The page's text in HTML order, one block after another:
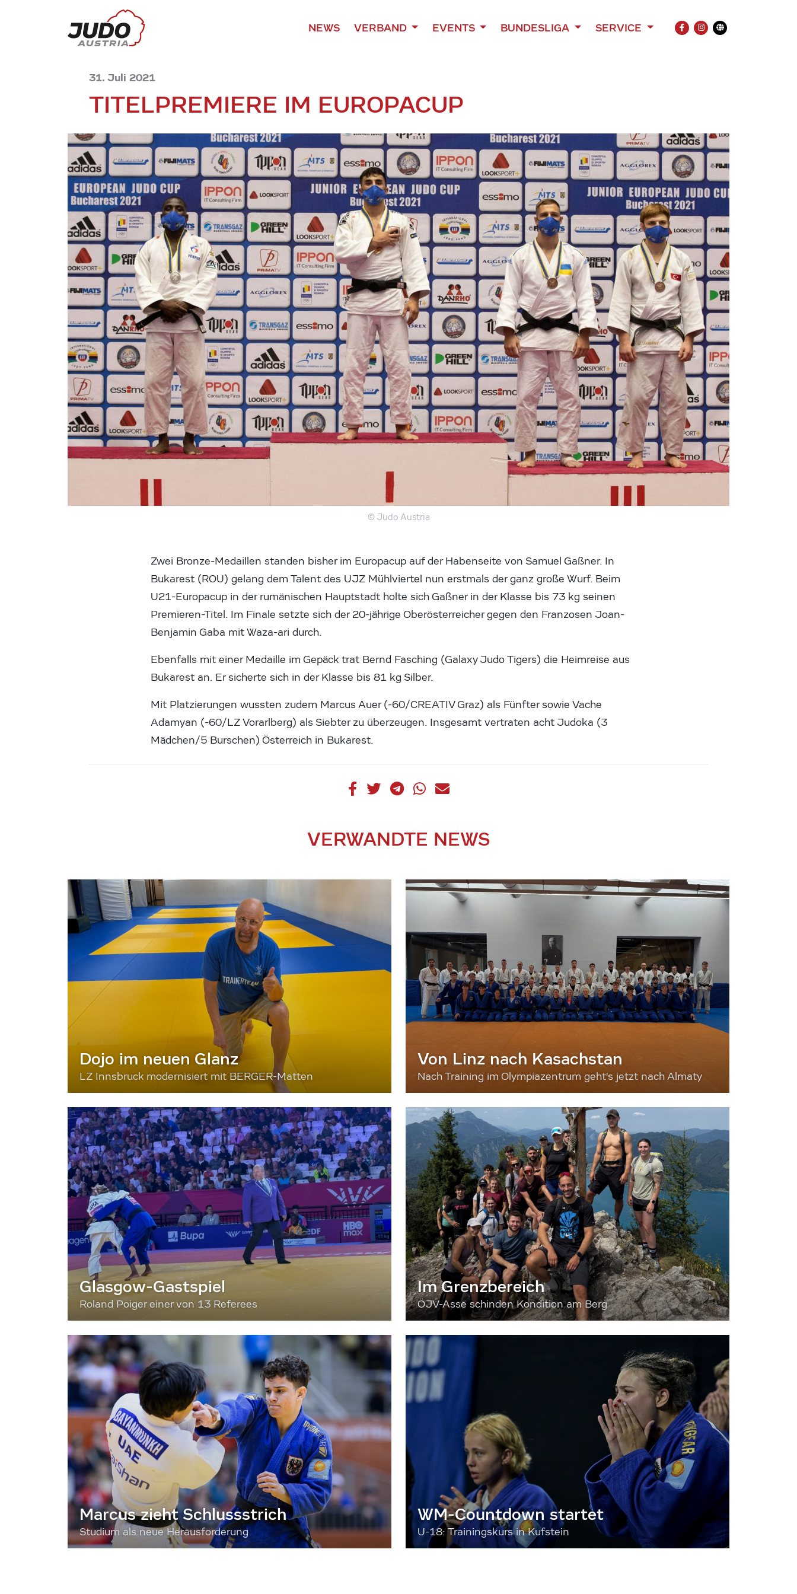
NEWS VERBAND EVENTS BUNDESLIGA SERVICE
FACEBOOK
INSTAGRAM
Übersetzung
31. Juli 2021
TITELPREMIERE IM EUROPACUP
© Judo Austria
Zwei Bronze-Medaillen standen bisher im Europacup auf der Habenseite von Samuel Gaßner. In
Bukarest (ROU) gelang dem Talent des UJZ Mühlviertel nun erstmals der ganz große Wurf. Beim
U21-Europacup in der rumänischen Hauptstadt holte sich Gaßner in der Klasse bis 73 kg seinen
Premieren-Titel. Im Finale setzte sich der 20-jährige Oberösterreicher gegen den Franzosen Joan-
Benjamin Gaba mit Waza-ari durch.
Ebenfalls mit einer Medaille im Gepäck trat Bernd Fasching (Galaxy Judo Tigers) die Heimreise aus
Bukarest an. Er sicherte sich in der Klasse bis 81 kg Silber.
Mit Platzierungen wussten zudem Marcus Auer (-60/CREATIV Graz) als Fünfter sowie Vache
Adamyan (-60/LZ Vorarlberg) als Siebter zu überzeugen. Insgesamt vertraten acht Judoka (3
Mädchen/5 Burschen) Österreich in Bukarest.
VERWANDTE NEWS
Dojo im neuen Glanz
LZ Innsbruck modernisiert mit BERGER-Matten
Von Linz nach Kasachstan
Nach Training im Olympiazentrum geht's jetzt nach Almaty
Glasgow-Gastspiel
Roland Poiger einer von 13 Referees
Im Grenzbereich
ÖJV-Asse schinden Kondition am Berg
Marcus zieht Schlussstrich
Studium als neue Herausforderung
WM-Countdown startet
U-18: Trainingskurs in Kufstein